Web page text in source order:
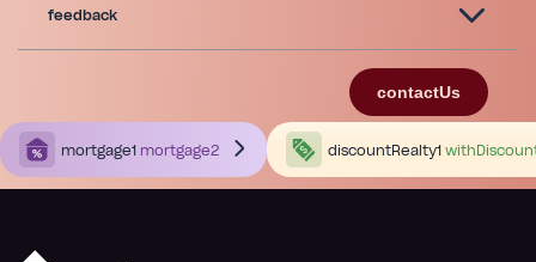
feedback
contactUs
mortgage1 mortgage2 discountRealty1